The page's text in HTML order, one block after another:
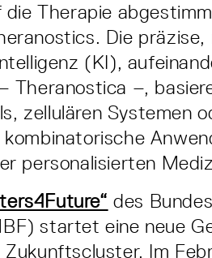
Therapie
Die präzise,
(KI),
Theranostica –,
zellulären Systemen
personalisierten
des
startet eine neue
Im